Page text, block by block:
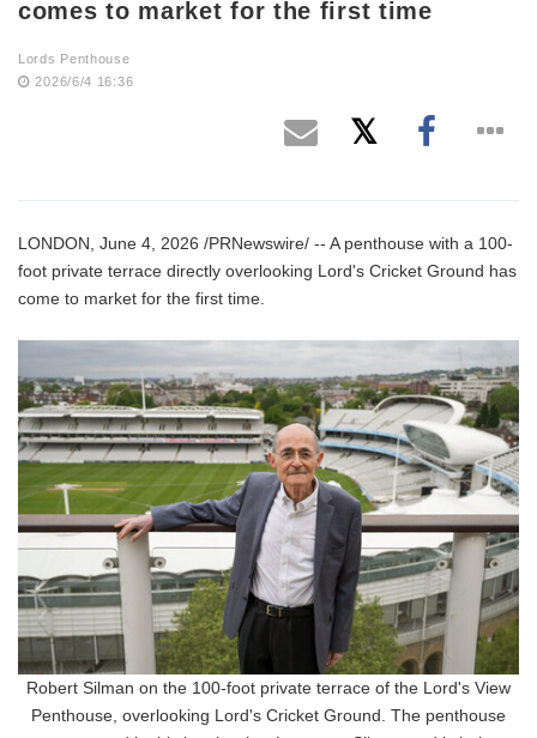
comes to market for the first time
Lords Penthouse
2026/6/4 16:36
LONDON, June 4, 2026 /PRNewswire/ -- A penthouse with a 100-
foot private terrace directly overlooking Lord's Cricket Ground has
come to market for the first time.
Robert Silman on the 100-foot private terrace of the Lord's View
Penthouse, overlooking Lord's Cricket Ground. The penthouse